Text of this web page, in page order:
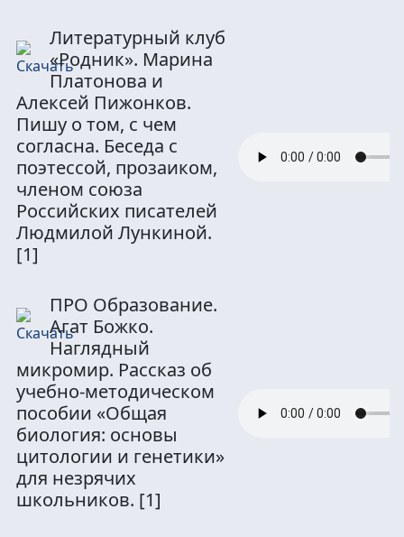
Литературный клуб
«Родник». Марина
Платонова и
Алексей Пижонков.
Пишу о том, с чем
согласна. Беседа с
поэтессой, прозаиком,
членом союза
Российских писателей
Людмилой Лункиной.
[1]
ПРО Образование.
Агат Божко.
Наглядный
микромир. Рассказ об
учебно-методическом
пособии «Общая
биология: основы
цитологии и генетики»
для незрячих
школьников. [1]